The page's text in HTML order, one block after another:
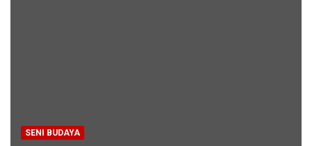
SENI BUDAYA